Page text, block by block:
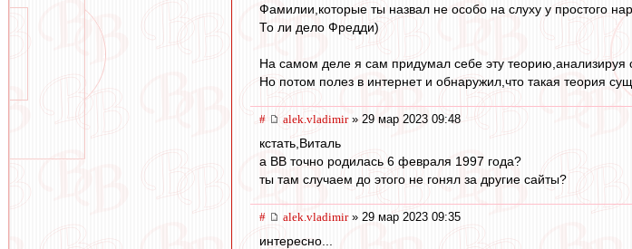
Фамилии,которые ты назвал не особо на слуху у простого
То ли дело Фредди)
На самом деле я сам придумал себе эту теорию,анализируя
Но потом полез в интернет и обнаружил,что такая теория
# alek.vladimir» 29 мар 2023 09:48
кстать,Виталь
а ВВ точно родилась 6 февраля 1997 года?
ты там случаем до этого не гонял за другие сайты?
# alek.vladimir» 29 мар 2023 09:35
интересно...